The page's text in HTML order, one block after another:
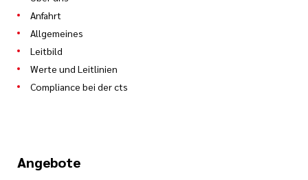
Anfahrt
Allgemeines
Leitbild
Werte und Leitlinien
Compliance bei der cts
Angebote